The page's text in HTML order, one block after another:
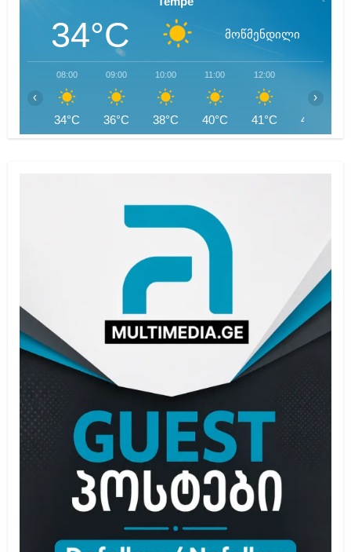
34°C მოწმენდილი
08:00
34°C
09:00
36°C
10:00
38°C
11:00
40°C
12:00
41°C 42°C
‹ ›